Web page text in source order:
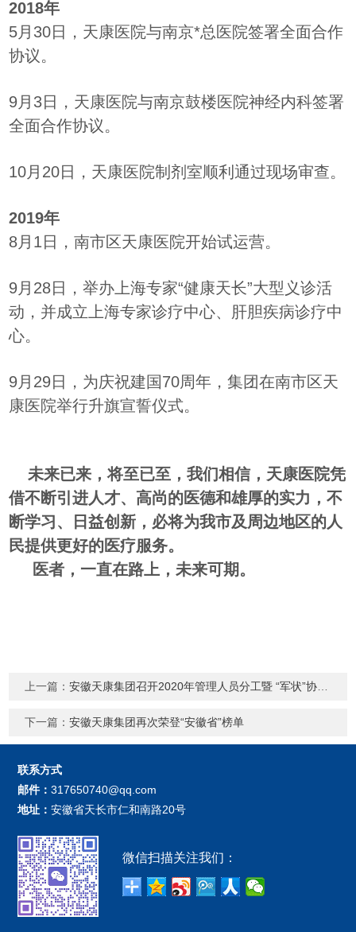
2018年
5月30日，天康医院与南京*总医院签署全面合作
协议。
9月3日，天康医院与南京鼓楼医院神经内科签署
全面合作协议。
10月20日，天康医院制剂室顺利通过现场审查。
2019年
8月1日，南市区天康医院开始试运营。
9月28日，举办上海专家“健康天长”大型义诊活
动，并成立上海专家诊疗中心、肝胆疾病诊疗中
心。
9月29日，为庆祝建国70周年，集团在南市区天
康医院举行升旗宣誓仪式。
未来已来，将至已至，我们相信，天康医院凭
借不断引进人才、高尚的医德和雄厚的实力，不
断学习、日益创新，必将为我市及周边地区的人
民提供更好的医疗服务。
医者，一直在路上，未来可期。
上一篇：安徽天康集团召开2020年管理人员分工暨 “军状”协议签订大会
下一篇：安徽天康集团再次荣登“安徽省”榜单
联系方式
邮件：317650740@qq.com
地址：安徽省天长市仁和南路20号
微信扫描关注我们：